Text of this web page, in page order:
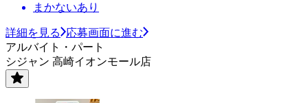
まかないあり
詳細を見る
応募画面に進む
アルバイト・パート
シジャン 高崎イオンモール店